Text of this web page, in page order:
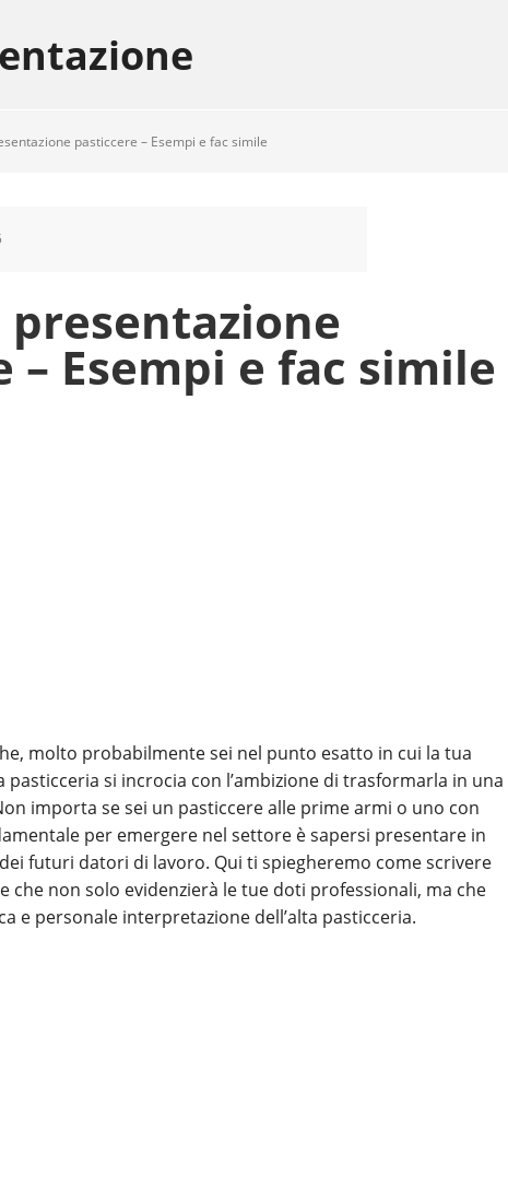
pasticcere – Esempi e fac simile
– Esempi e fac simile
molto probabilmente sei nel punto esatto in cui la tua
si incrocia con l’ambizione di trasformarla in una
importa se sei un pasticcere alle prime armi o uno con
per emergere nel settore è sapersi presentare in
futuri datori di lavoro. Qui ti spiegheremo come scrivere
che non solo evidenzierà le tue doti professionali, ma che
e personale interpretazione dell’alta pasticceria.